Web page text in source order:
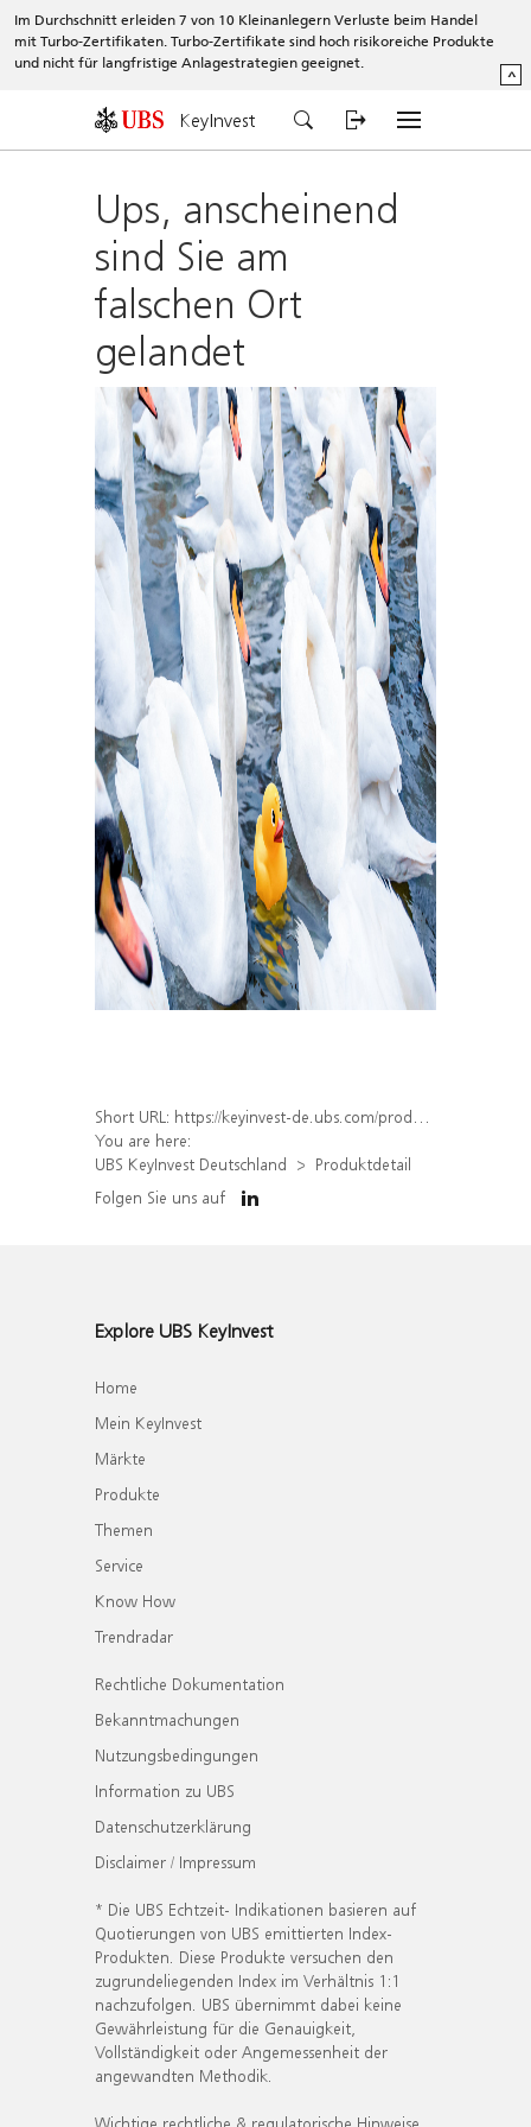
Im Durchschnitt erleiden 7 von 10 Kleinanlegern Verluste beim Handel
mit Turbo-Zertifikaten. Turbo-Zertifikate sind hoch risikoreiche Produkte
und nicht für langfristige Anlagestrategien geeignet.
^
KeyInvest
Ups, anscheinend
sind Sie am
falschen Ort
gelandet
Short URL: https://keyinvest-de.ubs.com/produkt/detail/index/isin/DE000WA5ES73
You are here:
UBS KeyInvest Deutschland
Produktdetail
Folgen Sie uns auf
Explore UBS KeyInvest
Home
Mein KeyInvest
Märkte
Produkte
Themen
Service
Know How
Trendradar
Rechtliche Dokumentation
Bekanntmachungen
Nutzungsbedingungen
Information zu UBS
Datenschutzerklärung
Disclaimer / Impressum
* Die UBS Echtzeit- Indikationen basieren auf
Quotierungen von UBS emittierten Index-
Produkten. Diese Produkte versuchen den
zugrundeliegenden Index im Verhältnis 1:1
nachzufolgen. UBS übernimmt dabei keine
Gewährleistung für die Genauigkeit,
Vollständigkeit oder Angemessenheit der
angewandten Methodik.